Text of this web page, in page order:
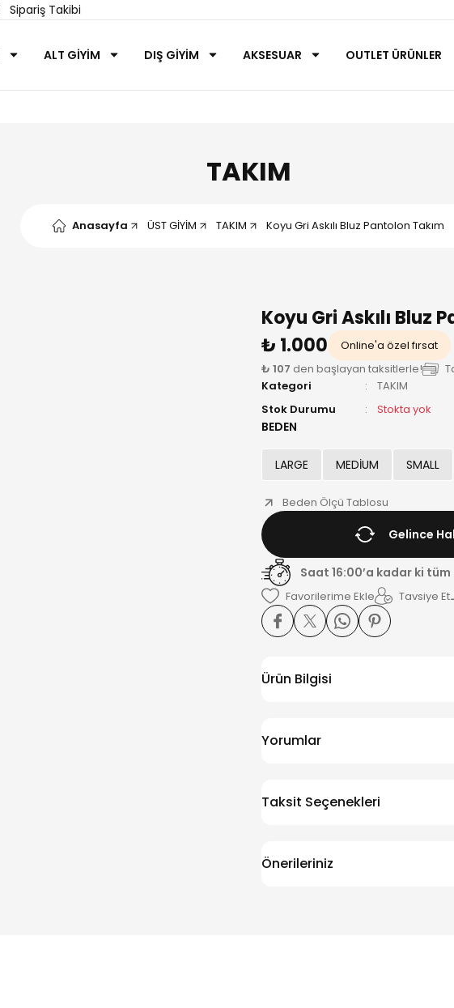
Sipariş Takibi
ALT GİYİM DIŞ GİYİM AKSESUAR OUTLET ÜRÜNLER
TAKIM
Anasayfa ÜST GİYİM TAKIM Koyu Gri Askılı Bluz Pantolon Takım
Koyu Gri Askılı Bluz
₺ 1.000
Online'a özel fırsat
₺ 107 den başlayan taksitlerle!
Kategori
TAKIM
Stok Durumu
Stokta yok
BEDEN
LARGE MEDİUM SMALL
Beden Ölçü Tablosu
Gelince
Saat 16:00’a kadar ki
Tavsiye Et
Ürün Bilgisi
Yorumlar
Taksit Seçenekleri
Önerileriniz